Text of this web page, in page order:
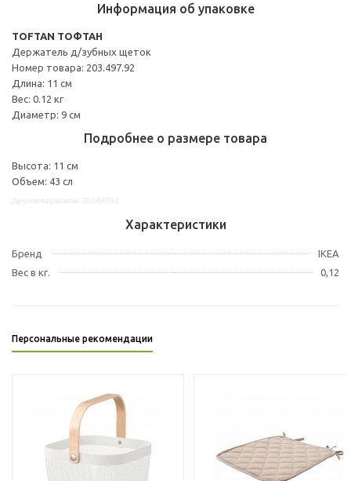
Информация об упаковке
TOFTAN ТОФТАН
Держатель д/зубных щеток
Номер товара: 203.497.92
Длина: 11 см
Вес: 0.12 кг
Диаметр: 9 см
Подробнее о размере товара
Высота: 11 см
Объем: 43 сл
Характеристики
Бренд
IKEA
Вес в кг.
0,12
Персональные рекомендации